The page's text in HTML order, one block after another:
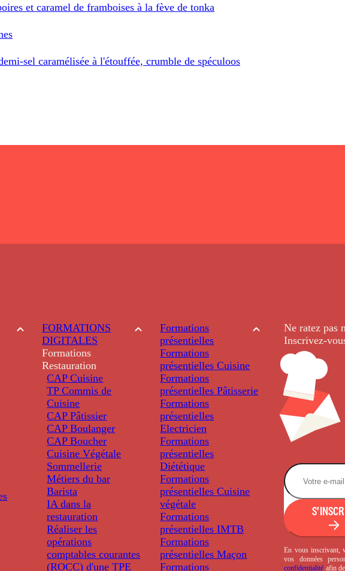
et caramel de framboises à la fève de tonka
sel caramélisée à l'étouffée, crumble de spéculoos
FORMATIONS
DIGITALES
Formations
Restauration
CAP Cuisine
TP Commis de
Cuisine
CAP Pâtissier
CAP Boulanger
CAP Boucher
Cuisine Végétale
Sommellerie
Métiers du bar
Barista
IA dans la
restauration
Réaliser les
opérations
comptables courantes
(ROCC) d'une TPE
Formations
présentielles
Formations
présentielles Cuisine
Formations
présentielles Pâtisserie
Formations
présentielles
Electricien
Formations
présentielles
Diététique
Formations
présentielles Cuisine
végétale
Formations
présentielles IMTB
Formations
présentielles Maçon
Formations
Ne ratez pas
Inscrivez-
En vous inscrivant,
vos données
confidentialité afin